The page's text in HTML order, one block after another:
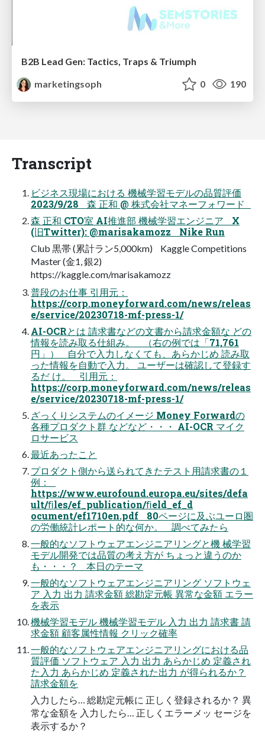
B2B Lead Gen: Tactics, Traps & Triumph
marketingsoph
0 190
Transcript
ビジネス現場における 機械学習モデルの品質評価
2023/9/28 森 正和 @ 株式会社マネーフォワード
森 正和 CTO室 AI推進部 機械学習エンジニア X
(旧Twitter): @marisakamozz Nike Run
Club 黒帯 (累計ラン5,000km) Kaggle Competitions
Master (金1, 銀2)
https://kaggle.com/marisakamozz
普段のお仕事 引用元：
https://corp.moneyforward.com/news/releas
e/service/20230718-mf-press-1/
AI-OCRとは 請求書などの文書から請求金額な どの
情報を読み取る仕組み。 （右の例では「71,761
円」） 自分で入力しなくても、あらかじめ 読み取
った情報を自動で入力。 ユーザーは確認して登録す
るだ け。 引用元：
https://corp.moneyforward.com/news/releas
e/service/20230718-mf-press-1/
ざっくりシステムのイメージ Money Forwardの
各種プロダクト群 などなど・・・ AI-OCR マイク
ロサービス
最近あったこと
プロダクト側から送られてきたテスト用請求書の１
例：
https://www.eurofound.europa.eu/sites/defa
ult/ﬁles/ef_publication/ﬁeld_ef_d
ocument/ef1710en.pdf 80ページに及ぶユーロ圏
の労働統計レポート的な何か。 調べてみたら
一般的なソフトウェアエンジニアリングと機 械学習
モデル開発では品質の考え方が ちょっと違うのか
も・・・？ 本日のテーマ
一般的なソフトウェアエンジニアリング ソフトウェ
ア 入力 出力 請求金額 総勘定元帳 異常な金額 エラー
を表示
機械学習モデル 機械学習モデル 入力 出力 請求書 請
求金額 顧客属性情報 クリック確率
一般的なソフトウェアエンジニアリングにおける品
質評価 ソフトウェア 入力 出力 あらかじめ 定義され
た入力 あらかじめ 定義された出力 が得られるか？
請求金額を
入力したら… 総勘定元帳に 正しく登録されるか？ 異
常な金額を 入力したら… 正しくエラーメッ セージを
表示するか？